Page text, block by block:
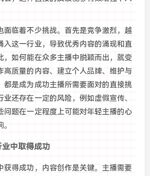
面临着不少挑战。首先是竞争激烈，越
入这一行业，导致优秀内容的涌现和直
，如何能在众多主播中脱颖而出，就变
高质量的内容、建立个人品牌、维护与
都是成为成功主播所需要面对的直接挑
业还存在一定的风险，例如虚假宣传、
问题在一定程度上可能对年轻主播的心
中取得成功
获得成功，内容创作是关键。主播需要